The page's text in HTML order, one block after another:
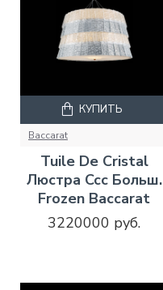
Baccarat
Tuile De Cristal
Люстра Ccc Больш.
Frozen Baccarat
3220000 руб.
КУПИТЬ